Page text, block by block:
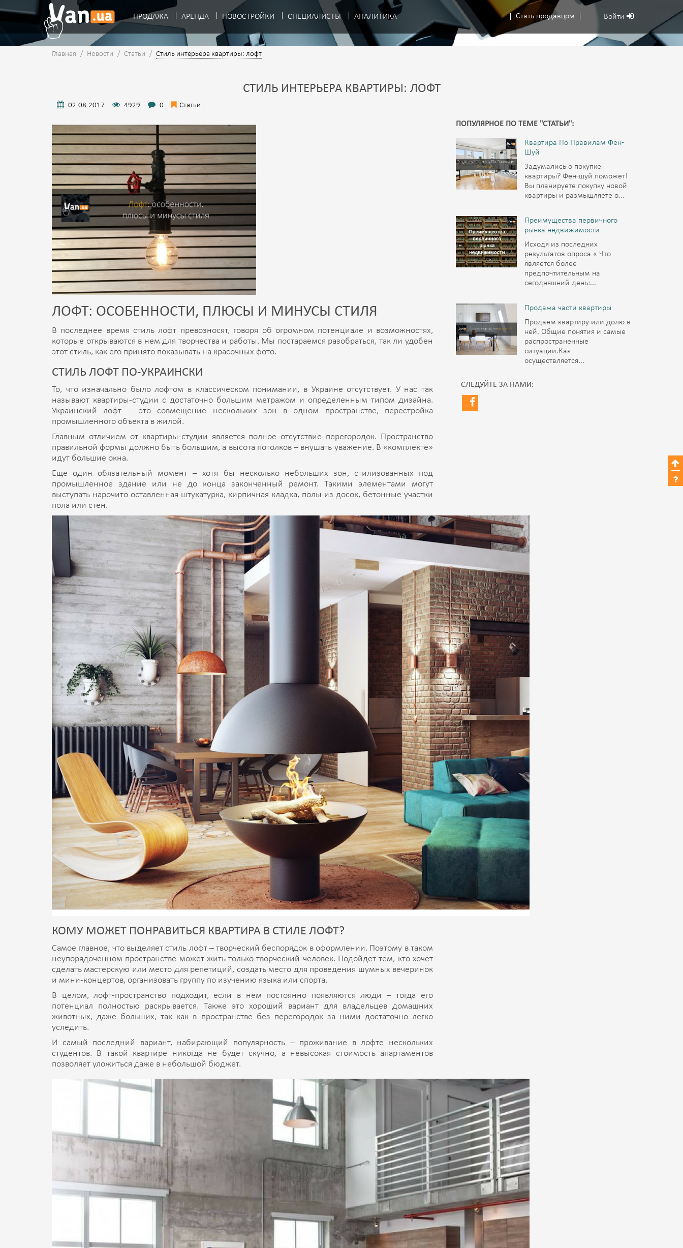
Стать продавцом Войти
ПРОДАЖА АРЕНДА НОВОСТРОЙКИ СПЕЦИАЛИСТЫ АНАЛИТИКА
Главная / Новости / Статьи / Стиль интерьера квартиры: лофт
СТИЛЬ ИНТЕРЬЕРА КВАРТИРЫ: ЛОФТ
02.08.2017 4929 0 Статьи
ЛОФТ: ОСОБЕННОСТИ, ПЛЮСЫ И МИНУСЫ СТИЛЯ
В последнее время стиль лофт превозносят, говоря об огромном потенциале и возможностях,
которые открываются в нем для творчества и работы. Мы постараемся разобраться, так ли удобен
этот стиль, как его принято показывать на красочных фото.
СТИЛЬ ЛОФТ ПО-УКРАИНСКИ
То, что изначально было лофтом в классическом понимании, в Украине отсутствует. У нас так
называют квартиры-студии с достаточно большим метражом и определенным типом дизайна.
Украинский лофт – это совмещение нескольких зон в одном пространстве, перестройка
промышленного объекта в жилой.
Главным отличием от квартиры-студии является полное отсутствие перегородок. Пространство
правильной формы должно быть большим, а высота потолков – внушать уважение. В «комплекте»
идут большие окна.
Еще один обязательный момент – хотя бы несколько небольших зон, стилизованных под
промышленное здание или не до конца законченный ремонт. Такими элементами могут
выступать нарочито оставленная штукатурка, кирпичная кладка, полы из досок, бетонные участки
пола или стен.
КОМУ МОЖЕТ ПОНРАВИТЬСЯ КВАРТИРА В СТИЛЕ ЛОФТ?
Самое главное, что выделяет стиль лофт – творческий беспорядок в оформлении. Поэтому в таком
неупорядоченном пространстве может жить только творческий человек. Подойдет тем, кто хочет
сделать мастерскую или место для репетиций, создать место для проведения шумных вечеринок
и мини-концертов, организовать группу по изучению языка или спорта.
В целом, лофт-пространство подходит, если в нем постоянно появляются люди – тогда его
потенциал полностью раскрывается. Также это хороший вариант для владельцев домашних
животных, даже больших, так как в пространстве без перегородок за ними достаточно легко
уследить.
И самый последний вариант, набирающий популярность – проживание в лофте нескольких
студентов. В такой квартире никогда не будет скучно, а невысокая стоимость апартаментов
позволяет уложиться даже в небольшой бюджет.
ПОПУЛЯРНОЕ ПО ТЕМЕ "СТАТЬИ":
Квартира По Правилам Фен-
Шуй
Задумались о покупке
квартиры? Фен-шуй поможет!
Вы планируете покупку новой
квартиры и размышляете о...
Преимущества первичного
рынка недвижимости
Исходя из последних
результатов опроса « Что
является более
предпочтительным на
сегодняшний день:...
Продажа части квартиры
Продаем квартиру или долю в
ней. Общие понятия и самые
распространенные
ситуации.Как
осуществляется...
СЛЕДУЙТЕ ЗА НАМИ: